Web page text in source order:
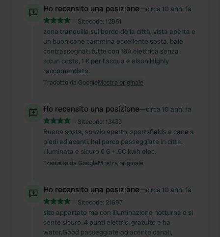
Ho recensito una posizione—circa 10 anni fa
Sitecode: 12961
zona tranquilla sul bordo della città, vista aperta e
un buon cane cammina eccellente sosta. baie
contrassegnati tutte con 16A elettrica senza
alcun costo, 1 € per l'acqua e elson.Highly
raccomandato.
Tradotto da GoogleMostra originale
Ho recensito una posizione—circa 10 anni fa
Sitecode: 13433
Buona sosta, spazio aperto, sportsfields e cane a
piedi adiacenti. bel parco passeggiata in città.
Illuminata e sicuro € 6 + .5C kwh elec.
Tradotto da GoogleMostra originale
Ho recensito una posizione—circa 10 anni fa
Sitecode: 21697
sito appartato ma con illuminazione notturna e si
sente sicuro. 4 punti elettrici gratuito e ha
water.Good passeggiate adiacente canali,